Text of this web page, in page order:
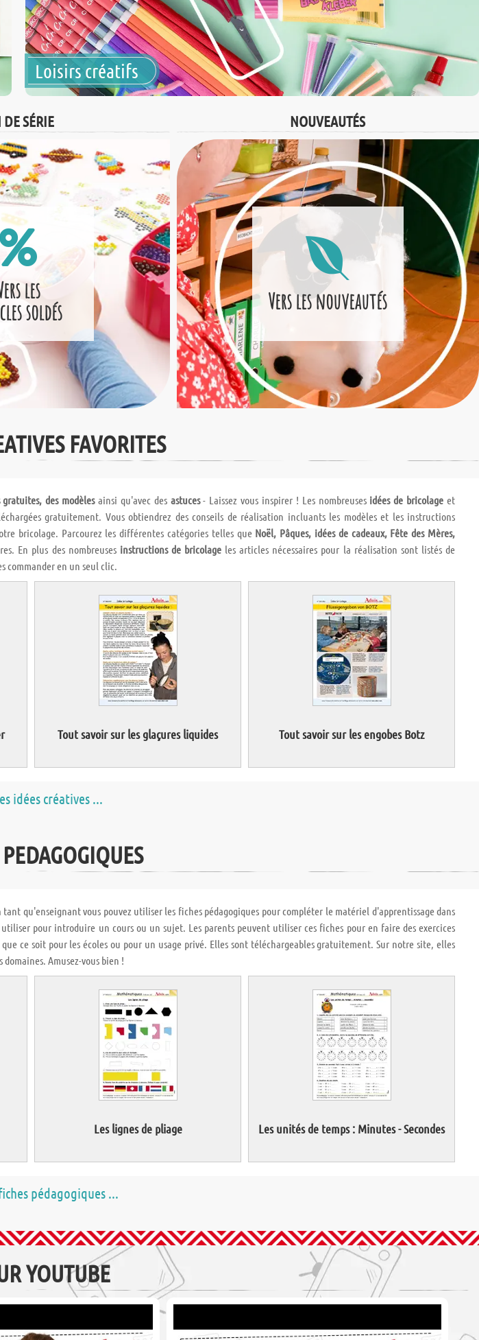
Loisirs créatifs
DE SÉRIE
les
soldés
NOUVEAUTÉS
Vers les nouveautés
FAVORITES
gratuites, des modèlesainsi qu'avec des astuces- Laissez vous inspirer ! Les nombreuses idées de bricolage et
gratuitement. Vous obtiendrez des conseils de réalisation incluants les modèles et les instructions
bricolage. Parcourez les différentes catégories telles que Noël, Pâques, idées de cadeaux, Fête des Mères,
En plus des nombreuses instructions de bricolage les articles nécessaires pour la réalisation sont listés de
commander en un seul clic.
Tout savoir sur les glaçures liquides Tout savoir sur les engobes Botz
idées créatives ...
tant qu'enseignant vous pouvez utiliser les fiches pédagogiques pour compléter le matériel d'apprentissage dans
pour introduire un cours ou un sujet. Les parents peuvent utiliser ces fiches pour en faire des exercices
ce soit pour les écoles ou pour un usage privé. Elles sont téléchargeables gratuitement. Sur notre site, elles
Amusez-vous bien !
Les lignes de pliage Les unités de temps : Minutes - Secondes
pédagogiques ...
YOUTUBE